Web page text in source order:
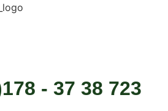
- 37 38 723